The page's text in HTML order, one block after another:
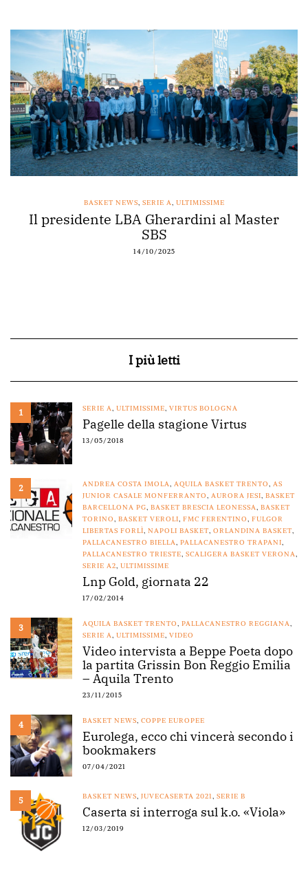
BASKET NEWS,SERIE A ,ULTIMISSIME
Il presidente LBA Gherardini al Master
SBS
14/10/2025
I più letti
1 SERIE A, ULTIMISSIME, VIRTUS BOLOGNA
Pagelle della stagione Virtus
13/05/2018
2 ANDREA COSTA IMOLA, AQUILA BASKET TRENTO, AS
JUNIOR CASALE MONFERRANTO, AURORA JESI, BASKET
BARCELLONA PG, BASKET BRESCIA LEONESSA, BASKET
TORINO, BASKET VEROLI, FMC FERENTINO, FULGOR
LIBERTAS FORLÌ, NAPOLI BASKET, ORLANDINA BASKET,
PALLACANESTRO BIELLA, PALLACANESTRO TRAPANI,
PALLACANESTRO TRIESTE, SCALIGERA BASKET VERONA,
SERIE A2, ULTIMISSIME
Lnp Gold, giornata 22
17/02/2014
3 AQUILA BASKET TRENTO, PALLACANESTRO REGGIANA,
SERIE A, ULTIMISSIME, VIDEO
Video intervista a Beppe Poeta dopo
la partita Grissin Bon Reggio Emilia
– Aquila Trento
23/11/2015
4 BASKET NEWS, COPPE EUROPEE
Eurolega, ecco chi vincerà secondo i
bookmakers
07/04/2021
5 BASKET NEWS, JUVECASERTA 2021, SERIE B
Caserta si interroga sul k.o. «Viola»
12/03/2019